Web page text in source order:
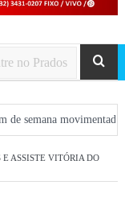
movimentado em
ASSISTE VITÓRIA DO